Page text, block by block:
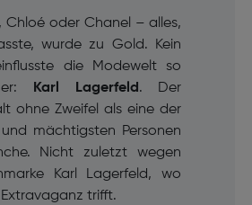
Chloé oder Chanel – alles,
wurde zu Gold. Kein
die Modewelt so
Karl Lagerfeld . Der
ohne Zweifel als eine der
mächtigsten Personen
Nicht zuletzt wegen
Karl Lagerfeld, wo
trifft.